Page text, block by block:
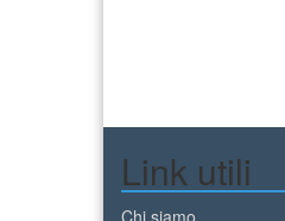
Link utili
Chi siamo